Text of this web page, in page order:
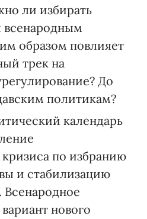
ли избирать
всенародным
образом повлияет
трек на
До
политикам?
календарь
по избранию
и стабилизацию
Всенародное
нового